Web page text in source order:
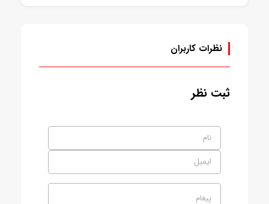
نظرات کاربران
ثبت نظر